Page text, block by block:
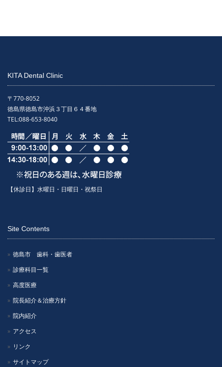
KITA Dental Clinic
〒770-8052
徳島県徳島市沖浜３丁目６４番地
TEL:088-653-8040
【休診日】水曜日・日曜日・祝祭日
Site Contents
徳島市 歯科・歯医者
診療科目一覧
高度医療
院長紹介＆治療方針
院内紹介
アクセス
リンク
サイトマップ